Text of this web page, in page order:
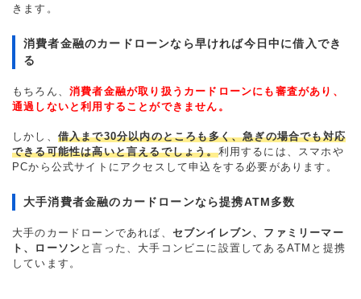
きます。
消費者金融のカードローンなら早ければ今日中に借入でき
る
もちろん、 消費者金融が取り扱うカードローンにも審査があり、
通過しないと利用することができません。
しかし、 借入まで30分以内のところも多く、急ぎの場合でも対応
できる可能性は高いと言えるでしょう。利用するには、スマホや
PCから公式サイトにアクセスして申込をする必要があります。
大手消費者金融のカードローンなら提携ATM多数
大手のカードローンであれば、 セブンイレブン、ファミリーマー
ト、ローソン と言った、大手コンビニに設置してあるATMと提携
しています。